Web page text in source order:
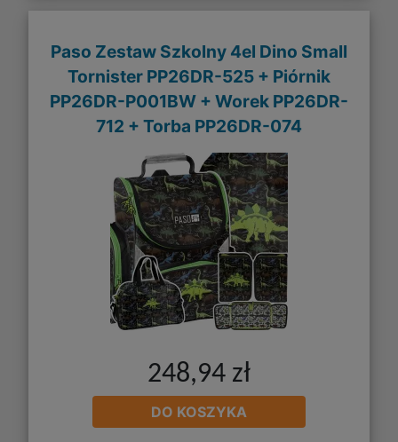
Paso Zestaw Szkolny 4el Dino Small
Tornister PP26DR-525 + Piórnik
PP26DR-P001BW + Worek PP26DR-
712 + Torba PP26DR-074
248,94 zł
DO KOSZYKA